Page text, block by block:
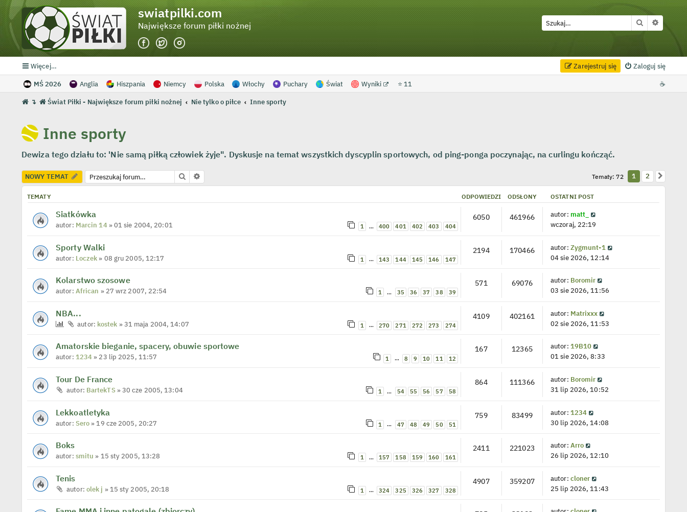
swiatpilki.com
Największe forum piłki nożnej Szukaj
Więcej… Zaloguj się
Zarejestruj się
MŚ 2026 Anglia Hiszpania Niemcy Polska Włochy Puchary Świat Wyniki ⭐ 11 ☕
↴ Świat Piłki - Największe forum piłki nożnej Nie tylko o piłce Inne sporty
Inne sporty
Dewiza tego działu to: 'Nie samą piłką człowiek żyje". Dyskusje na temat wszystkich dyscyplin sportowych, od ping-ponga poczynając, na curlingu kończąć.
NOWY TEMAT Szukaj Tematy: 72 1 2
TEMATY ODPOWIEDZI ODSŁONY OSTATNI POST
Siatkówka
autor: Marcin 14» 01 sie 2004, 20:01 1 … 400 401 402 403 404
6050 461966 autor: matt_
wczoraj, 22:19
Sporty Walki
autor: Loczek» 08 gru 2005, 12:17 1 … 143 144 145 146 147
2194 170466 autor: Zygmunt-1
04 sie 2026, 12:14
Kolarstwo szosowe
autor: African » 27 wrz 2007, 22:54 1 … 35 36 37 38 39
571 69076 autor: Boromir
03 sie 2026, 11:56
NBA...
autor: kostek » 31 maja 2004, 14:07 1 … 270 271 272 273 274
4109 402161 autor: Matrixxx
02 sie 2026, 11:53
Amatorskie bieganie, spacery, obuwie sportowe
autor: 1234» 23 lip 2025, 11:57 1 … 8 9 10 11 12
167 12365 autor: 19B10
01 sie 2026, 8:33
Tour De France
autor: BartekTS» 30 cze 2005, 13:04 1 … 54 55 56 57 58
864 111366 autor: Boromir
31 lip 2026, 10:52
Lekkoatletyka
autor: Sero» 19 cze 2005, 20:27 1 … 47 48 49 50 51
759 83499 autor: 1234
30 lip 2026, 14:08
Boks
autor: smitu » 15 sty 2005, 13:28 1 … 157 158 159 160 161
2411 221023 autor: Arro
26 lip 2026, 12:10
Tenis
autor: olek j » 15 sty 2005, 20:18 1 … 324 325 326 327 328
4907 359207 autor: cloner
25 lip 2026, 11:43